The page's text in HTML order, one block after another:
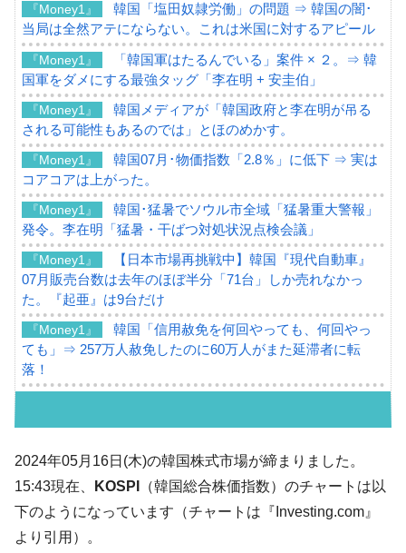
『Money1』
韓国「塩田奴隷労働」の問題 ⇒ 韓国の闇･
当局は全然アテにならない。これは米国に対するアピール
『Money1』
「韓国軍はたるんでいる」案件 × ２。⇒ 韓
国軍をダメにする最強タッグ「李在明 + 安圭伯」
『Money1』
韓国メディアが「韓国政府と李在明が吊る
される可能性もあるのでは」とほのめかす。
『Money1』
韓国07月･物価指数「2.8％」に低下 ⇒ 実は
コアコアは上がった。
『Money1』
韓国･猛暑でソウル市全域「猛暑重大警報」
発令。李在明「猛暑・干ばつ対処状況点検会議」
『Money1』
【日本市場再挑戦中】韓国『現代自動車』
07月販売台数は去年のほぼ半分「71台」しか売れなかっ
た。『起亜』は9台だけ
『Money1』
韓国「信用赦免を何回やっても、何回やっ
ても」⇒ 257万人赦免したのに60万人がまた延滞者に転
落！
韓国「2026年07月の輸出入」絶好調。半導
体だけで410億ドル、輸出全体の41％もある
や、若者に起業させよう」⇒ どんな雇用対策だソレ。
2024年05月16日(木)の韓国株式市場が締まりました。
15:43現在、
KOSPI
（韓国総合株価指数）のチャートは以
下のようになっています（チャートは『Investing.com』
より引用）。